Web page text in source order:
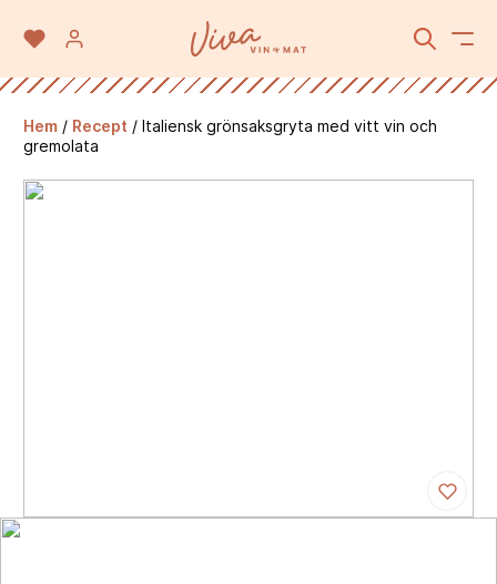
Hem / Recept / Italiensk grönsaksgryta med vitt vin och
gremolata